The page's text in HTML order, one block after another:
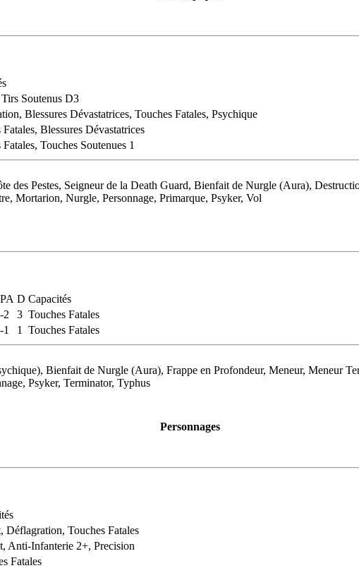
Soutenus D3
Blessures Dévastatrices, Touches Fatales, Psychique
Fatales, Blessures Dévastatrices
Fatales, Touches Soutenues 1
des Pestes, Seigneur de la Death Guard, Bienfait de Nurgle (Aura),
Mortarion, Nurgle, Personnage, Primarque, Psyker, Vol
PA D Capacités
-2 3 Touches Fatales
-1 1 Touches Fatales
Bienfait de Nurgle (Aura), Frappe en Profondeur, Meneur, Meneur
Psyker, Terminator, Typhus
Personnages
Déflagration, Touches Fatales
Anti-Infanterie 2+, Precision
Fatales